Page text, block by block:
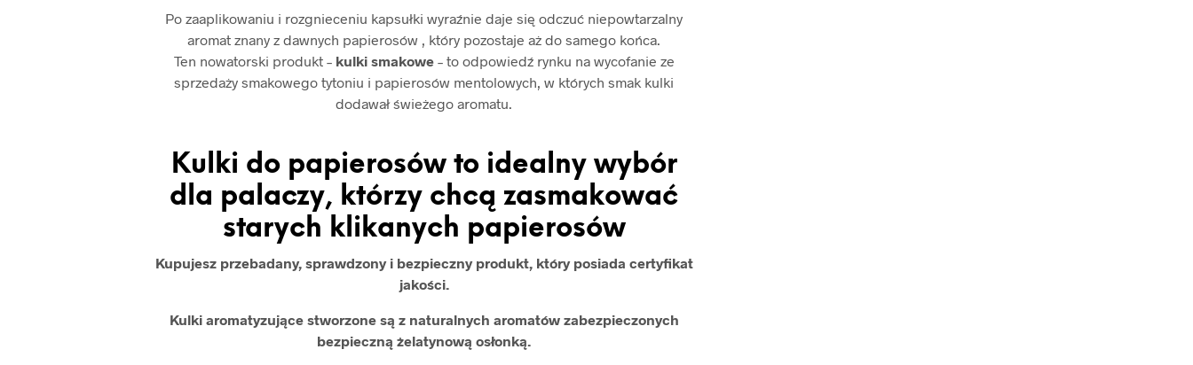
Po zaaplikowaniu i rozgnieceniu kapsułki wyraźnie daje się odczuć niepowtarzalny
aromat znany z dawnych papierosów , który pozostaje aż do samego końca.
Ten nowatorski produkt – kulki smakowe– to odpowiedź rynku na wycofanie ze
sprzedaży smakowego tytoniu i papierosów mentolowych, w których smak kulki
dodawał świeżego aromatu.
Kulki do papierosów to idealny wybór
dla palaczy, którzy chcą zasmakować
starych klikanych papierosów
Kupujesz przebadany, sprawdzony i bezpieczny produkt, który posiada certyfikat
jakości.
Kulki aromatyzujące stworzone są z naturalnych aromatów zabezpieczonych
bezpieczną żelatynową osłonką.